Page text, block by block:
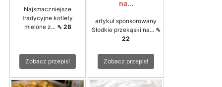
Najsmaczniejsze
tradycyjne kotlety
mielone z... ⇖ 28
Zobacz przepis!
na...
artykuł sponsorowany
Słodkie przekąski na... ⇖
22
Zobacz przepis!